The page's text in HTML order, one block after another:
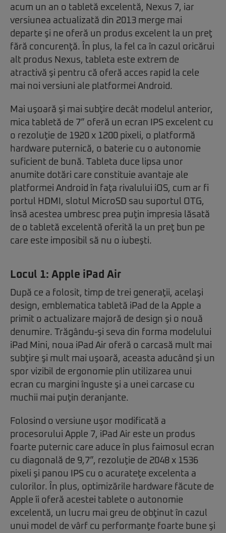
acum un an o tabletă excelentă, Nexus 7, iar
versiunea actualizată din 2013 merge mai
departe şi ne oferă un produs excelent la un preţ
fără concurenţă. În plus, la fel ca în cazul oricărui
alt produs Nexus, tableta este extrem de
atractivă şi pentru că oferă acces rapid la cele
mai noi versiuni ale platformei Android.
Mai uşoară şi mai subţire decât modelul anterior,
mica tabletă de 7” oferă un ecran IPS excelent cu
o rezoluţie de 1920 x 1200 pixeli, o platformă
hardware puternică, o baterie cu o autonomie
suficient de bună. Tableta duce lipsa unor
anumite dotări care constituie avantaje ale
platformei Android în faţa rivalului iOS, cum ar fi
portul HDMI, slotul MicroSD sau suportul OTG,
însă acestea umbresc prea puţin impresia lăsată
de o tabletă excelentă oferită la un preţ bun pe
care este imposibil să nu o iubeşti.
Locul 1: Apple iPad Air
După ce a folosit, timp de trei generaţii, acelaşi
design, emblematica tabletă iPad de la Apple a
primit o actualizare majoră de design şi o nouă
denumire. Trăgându-şi seva din forma modelului
iPad Mini, noua iPad Air oferă o carcasă mult mai
subţire şi mult mai uşoară, aceasta aducând şi un
spor vizibil de ergonomie plin utilizarea unui
ecran cu margini înguste şi a unei carcase cu
muchii mai puţin deranjante.
Folosind o versiune uşor modificată a
procesorului Apple 7, iPad Air este un produs
foarte puternic care aduce în plus faimosul ecran
cu diagonală de 9,7”, rezoluţie de 2048 x 1536
pixeli şi panou IPS cu o acurateţe excelenta a
culorilor. În plus, optimizările hardware făcute de
Apple îi oferă acestei tablete o autonomie
excelentă, un lucru mai greu de obţinut în cazul
unui model de vârf cu performanţe foarte bune şi